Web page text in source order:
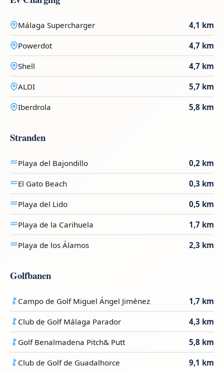
Málaga Supercharger 4,1 km
Powerdot 4,7 km
Shell 4,7 km
ALDI 5,7 km
Iberdrola 5,8 km
Stranden
Playa del Bajondillo 0,2 km
El Gato Beach 0,3 km
Playa del Lido 0,5 km
Playa de la Carihuela 1,7 km
Playa de los Álamos 2,3 km
Golfbanen
Campo de Golf Miguel Ángel Jiménez 1,7 km
Club de Golf Málaga Parador 4,3 km
Golf Benalmadena Pitch& Putt 5,8 km
Club de Golf de Guadalhorce 9,1 km